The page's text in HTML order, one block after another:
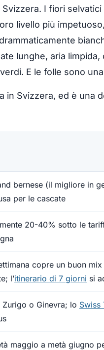
I fiori
livello più
lunghe, aria
E le folle sono
in Svizzera, ed è una
bernese (il migliore in
per le cascate
20-40% sotto le
copre un buon
l’itinerario di 7 giorni si
Zurigo o Ginevra; lo Swiss
maggio a metà giugno